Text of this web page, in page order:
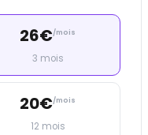
26€/mois
3 mois
20€/mois
12 mois